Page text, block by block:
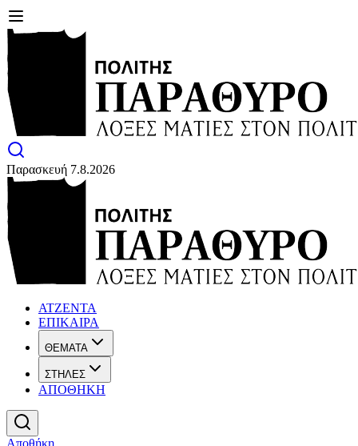
Παρασκευή 7.8.2026
ΑΤΖΕΝΤΑ
ΕΠΙΚΑΙΡΑ
ΘΕΜΑΤΑ
ΣΤΗΛΕΣ
ΑΠΟΘΗΚΗ
Αποθήκη